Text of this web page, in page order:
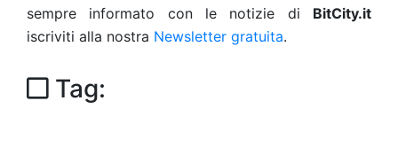
sempre informato con le notizie di BitCity.it
iscriviti alla nostra Newsletter gratuita.
Tag: